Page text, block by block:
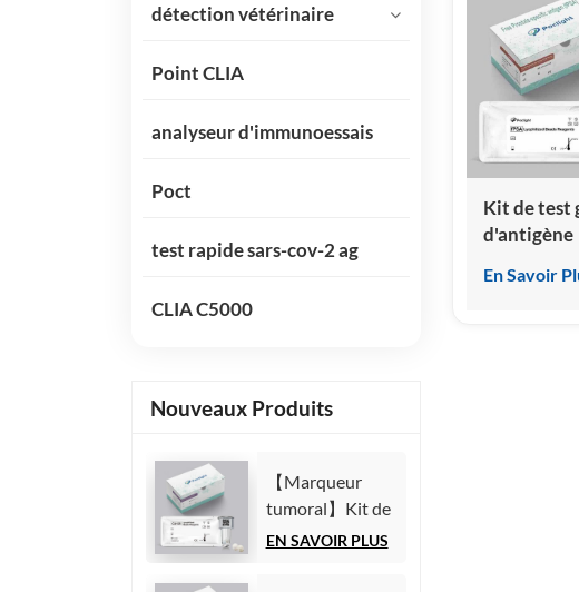
détection vétérinaire
Point CLIA
analyseur d'immunoessais
Poct
test rapide sars-cov-2 ag
CLIA C5000
Nouveaux Produits
【Marqueur
tumoral】Kit de
test de l'antigène
EN SAVOIR PLUS
Kit de test
d'antigène
prostate
En Savoir